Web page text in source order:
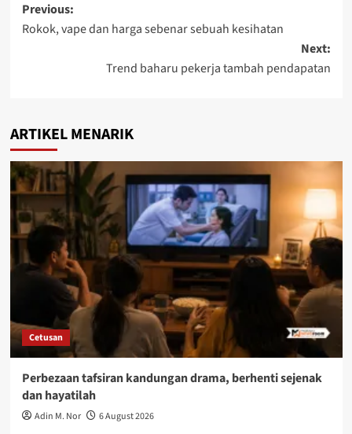
Previous:
Rokok, vape dan harga sebenar sebuah kesihatan
Next:
Trend baharu pekerja tambah pendapatan
ARTIKEL MENARIK
Cetusan
Perbezaan tafsiran kandungan drama, berhenti sejenak
dan hayatilah
Adin M. Nor 6 August 2026